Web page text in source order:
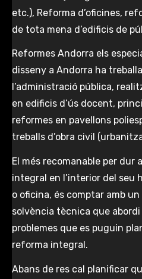
etc.), Reforma d’oficines,
de tota mena d’edificis de
Reformes Andorra els
disseny a Andorra ha
l’administració pública,
en edificis d’ús docent,
reformes en pavellons
treballs d’obra civil
El més recomanable per dur
integral en l’interior del seu
o oficina, és comptar amb
solvència tècnica que
problemes que es puguin
reforma integral.
Abans de res cal planificar